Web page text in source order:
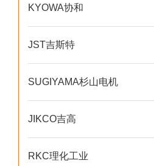
KYOWA协和
JST吉斯特
SUGIYAMA杉山电机
JIKCO吉高
RKC理化工业